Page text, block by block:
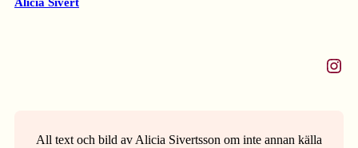
Alicia Sivert
Instagram
All text och bild av Alicia Sivertsson om inte annan källa